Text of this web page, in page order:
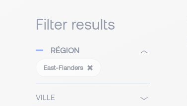
Filter results
RÉGION
East-Flanders
VILLE